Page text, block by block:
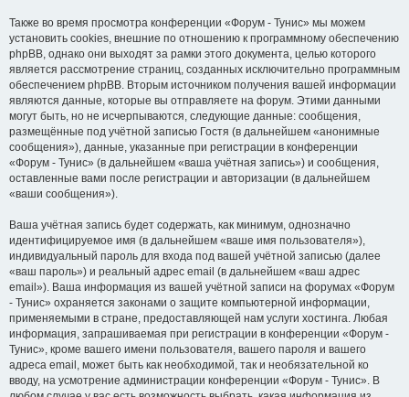
Также во время просмотра конференции «Форум - Тунис» мы можем
установить cookies, внешние по отношению к программному обеспечению
phpBB, однако они выходят за рамки этого документа, целью которого
является рассмотрение страниц, созданных исключительно программным
обеспечением phpBB. Вторым источником получения вашей информации
являются данные, которые вы отправляете на форум. Этими данными
могут быть, но не исчерпываются, следующие данные: сообщения,
размещённые под учётной записью Гостя (в дальнейшем «анонимные
сообщения»), данные, указанные при регистрации в конференции
«Форум - Тунис» (в дальнейшем «ваша учётная запись») и сообщения,
оставленные вами после регистрации и авторизации (в дальнейшем
«ваши сообщения»).
Ваша учётная запись будет содержать, как минимум, однозначно
идентифицируемое имя (в дальнейшем «ваше имя пользователя»),
индивидуальный пароль для входа под вашей учётной записью (далее
«ваш пароль») и реальный адрес email (в дальнейшем «ваш адрес
email»). Ваша информация из вашей учётной записи на форумах «Форум
- Тунис» охраняется законами о защите компьютерной информации,
применяемыми в стране, предоставляющей нам услуги хостинга. Любая
информация, запрашиваемая при регистрации в конференции «Форум -
Тунис», кроме вашего имени пользователя, вашего пароля и вашего
адреса email, может быть как необходимой, так и необязательной ко
вводу, на усмотрение администрации конференции «Форум - Тунис». В